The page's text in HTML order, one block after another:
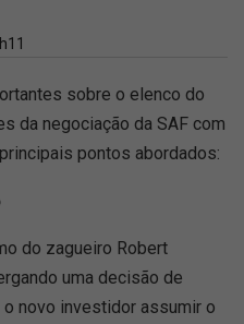
sobre o elenco do
da negociação da SAF com
pontos abordados:
do zagueiro Robert
uma decisão de
novo investidor assumir o